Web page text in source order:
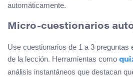
automáticamente.
Micro-cuestionarios
Use cuestionarios de 1 a 3 preguntas
de la lección. Herramientas como
análisis instantáneos que destacan